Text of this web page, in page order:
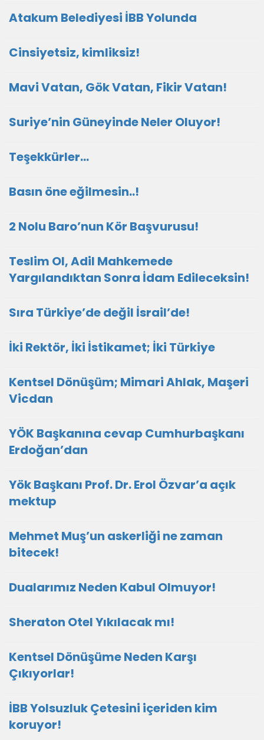
Atakum Belediyesi İBB Yolunda
Cinsiyetsiz, kimliksiz!
Mavi Vatan, Gök Vatan, Fikir Vatan!
Suriye’nin Güneyinde Neler Oluyor!
Teşekkürler…
Basın öne eğilmesin..!
2 Nolu Baro’nun Kör Başvurusu!
Teslim Ol, Adil Mahkemede
Yargılandıktan Sonra İdam Edileceksin!
Sıra Türkiye’de değil İsrail’de!
İki Rektör, İki İstikamet; İki Türkiye
Kentsel Dönüşüm; Mimari Ahlak, Maşeri
Vicdan
YÖK Başkanına cevap Cumhurbaşkanı
Erdoğan’dan
Yök Başkanı Prof. Dr. Erol Özvar’a açık
mektup
Mehmet Muş’un askerliği ne zaman
bitecek!
Dualarımız Neden Kabul Olmuyor!
Sheraton Otel Yıkılacak mı!
Kentsel Dönüşüme Neden Karşı
Çıkıyorlar!
İBB Yolsuzluk Çetesini içeriden kim
koruyor!